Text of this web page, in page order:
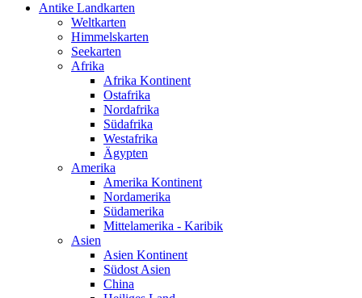
Antike Landkarten
Weltkarten
Himmelskarten
Seekarten
Afrika
Afrika Kontinent
Ostafrika
Nordafrika
Südafrika
Westafrika
Ägypten
Amerika
Amerika Kontinent
Nordamerika
Südamerika
Mittelamerika - Karibik
Asien
Asien Kontinent
Südost Asien
China